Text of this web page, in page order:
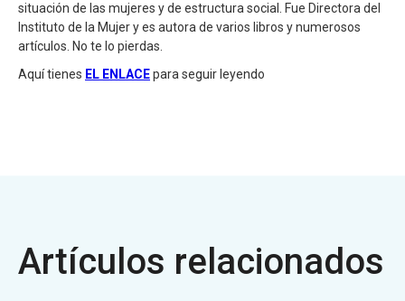
situación de las mujeres y de estructura social. Fue Directora del
Instituto de la Mujer y es autora de varios libros y numerosos
artículos. No te lo pierdas.
Aquí tienes EL ENLACEpara seguir leyendo
Artículos relacionados